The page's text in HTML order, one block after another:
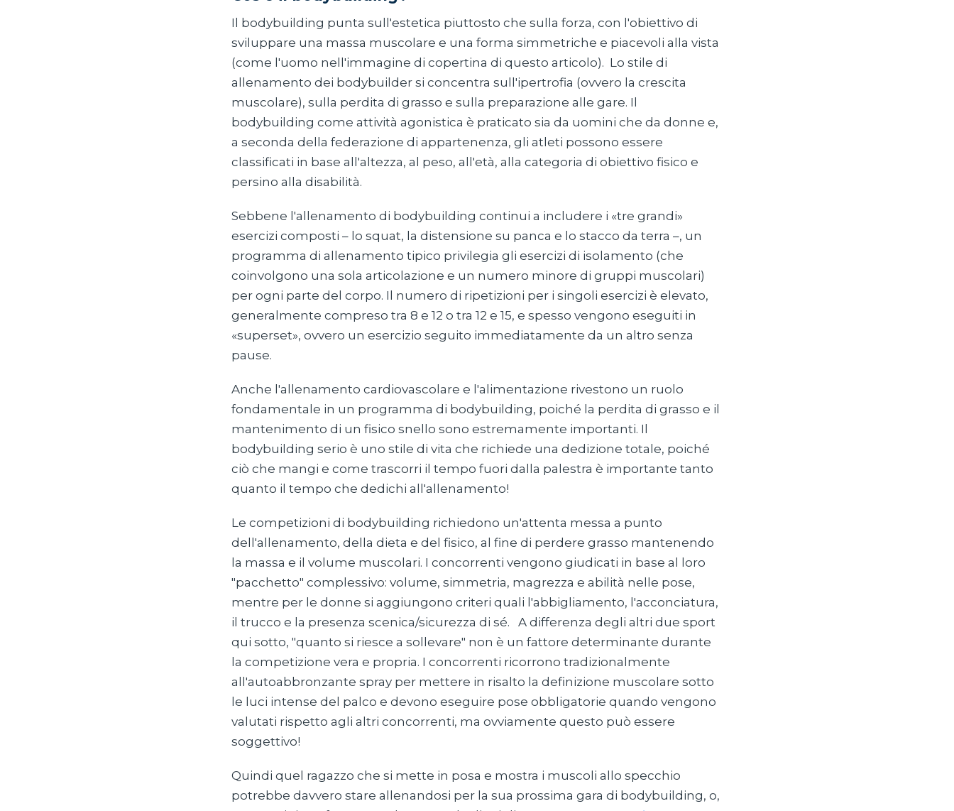
Il bodybuilding punta sull'estetica piuttosto che sulla forza, con l'obiettivo di
sviluppare una massa muscolare e una forma simmetriche e piacevoli alla vista
(come l'uomo nell'immagine di copertina di questo articolo). Lo stile di
allenamento dei bodybuilder si concentra sull'ipertrofia (ovvero la crescita
muscolare), sulla perdita di grasso e sulla preparazione alle gare. Il
bodybuilding come attività agonistica è praticato sia da uomini che da donne e,
a seconda della federazione di appartenenza, gli atleti possono essere
classificati in base all'altezza, al peso, all'età, alla categoria di obiettivo fisico e
persino alla disabilità.
Sebbene l'allenamento di bodybuilding continui a includere i «tre grandi»
esercizi composti – lo squat, la distensione su panca e lo stacco da terra –, un
programma di allenamento tipico privilegia gli esercizi di isolamento (che
coinvolgono una sola articolazione e un numero minore di gruppi muscolari)
per ogni parte del corpo. Il numero di ripetizioni per i singoli esercizi è elevato,
generalmente compreso tra 8 e 12 o tra 12 e 15, e spesso vengono eseguiti in
«superset», ovvero un esercizio seguito immediatamente da un altro senza
pause.
Anche l'allenamento cardiovascolare e l'alimentazione rivestono un ruolo
fondamentale in un programma di bodybuilding, poiché la perdita di grasso e il
mantenimento di un fisico snello sono estremamente importanti. Il
bodybuilding serio è uno stile di vita che richiede una dedizione totale, poiché
ciò che mangi e come trascorri il tempo fuori dalla palestra è importante tanto
quanto il tempo che dedichi all'allenamento!
Le competizioni di bodybuilding richiedono un'attenta messa a punto
dell'allenamento, della dieta e del fisico, al fine di perdere grasso mantenendo
la massa e il volume muscolari. I concorrenti vengono giudicati in base al loro
"pacchetto" complessivo: volume, simmetria, magrezza e abilità nelle pose,
mentre per le donne si aggiungono criteri quali l'abbigliamento, l'acconciatura,
il trucco e la presenza scenica/sicurezza di sé. A differenza degli altri due sport
qui sotto, "quanto si riesce a sollevare" non è un fattore determinante durante
la competizione vera e propria. I concorrenti ricorrono tradizionalmente
all'autoabbronzante spray per mettere in risalto la definizione muscolare sotto
le luci intense del palco e devono eseguire pose obbligatorie quando vengono
valutati rispetto agli altri concorrenti, ma ovviamente questo può essere
soggettivo!
Quindi quel ragazzo che si mette in posa e mostra i muscoli allo specchio
potrebbe davvero stare allenandosi per la sua prossima gara di bodybuilding, o,